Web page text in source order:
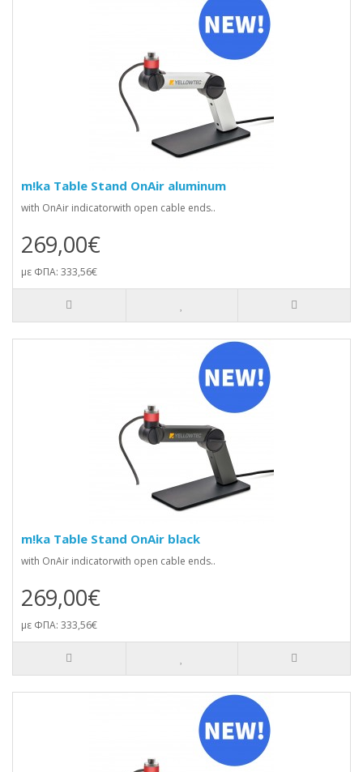
m!ka Table Stand OnAir aluminum
with OnAir indicatorwith open cable ends..
269,00€
με ΦΠΑ: 333,56€
m!ka Table Stand OnAir black
with OnAir indicatorwith open cable ends..
269,00€
με ΦΠΑ: 333,56€